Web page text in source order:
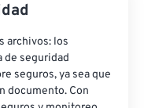
archivos: los
de seguridad
seguros, ya sea que
documento. Con